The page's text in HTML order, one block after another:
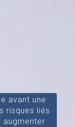
avant une
risques liés
augmenter